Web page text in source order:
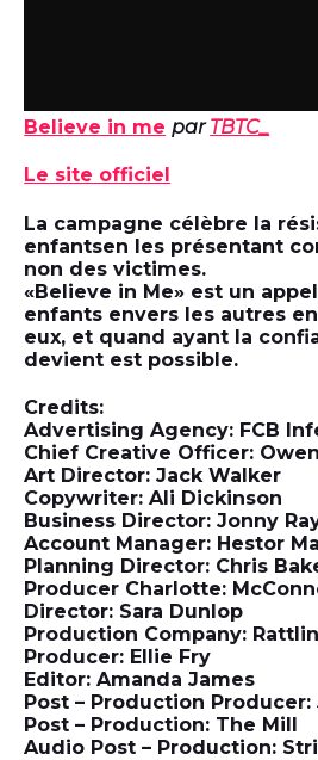
Believe in me parTBTC_
Le site officiel
La campagne célèbre la
enfantsen les présentant
non des victimes.
«Believe in Me» est un
enfants envers les autres
eux, et quand ayant la
devient est possible.
Credits:
Advertising Agency: FCB
Chief Creative Officer:
Art Director: Jack Walker
Copywriter: Ali Dickinson
Business Director: Jonny
Account Manager: Hestor
Planning Director: Chris
Producer Charlotte:
Director: Sara Dunlop
Production Company:
Producer: Ellie Fry
Editor: Amanda James
Post – Production
Post – Production: The Mill
Audio Post – Production: